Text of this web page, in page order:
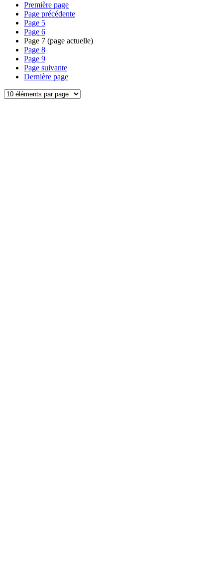
Première page
Page précédente
Page 5
Page 6
Page 7 (page actuelle)
Page 8
Page 9
Page suivante
Dernière page